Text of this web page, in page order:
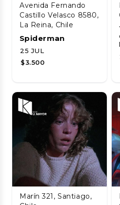
Avenida Fernando
Castillo Velasco 8580,
La Reina, Chile
Spiderman
25 JUL
$3.500
Marín 321, Santiago,